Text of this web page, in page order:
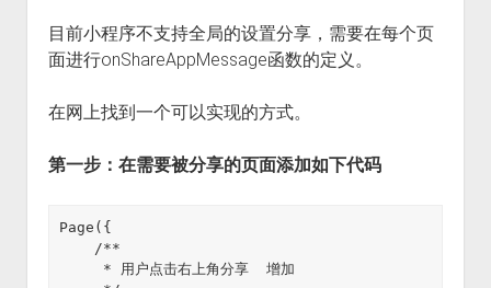
目前小程序不支持全局的设置分享，需要在每个页
面进行onShareAppMessage函数的定义。
在网上找到一个可以实现的方式。
第一步：在需要被分享的页面添加如下代码
Page({